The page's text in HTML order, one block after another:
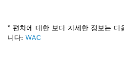
* 편차에 대한 보다 자세한 정보는 다
니다: WAC